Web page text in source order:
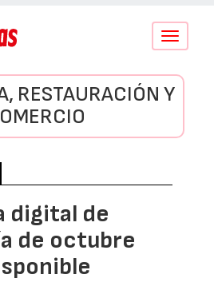
Conmutar
RESTAURACIÓN Y
digital de
de octubre